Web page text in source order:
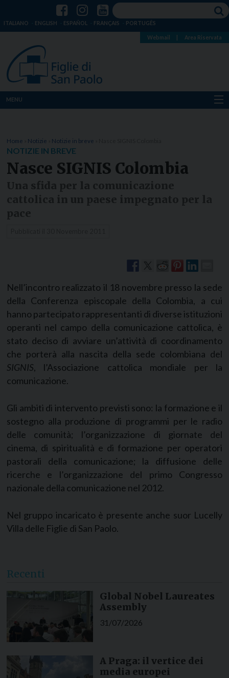
ITALIANO ENGLISH ESPAÑOL FRANÇAIS PORTUGÊS
Webmail Area Riservata
MENU
Dove siamo
Notizie
Home Notizie Notizie in breve
NOTIZIE IN BREVE
Nasce SIGNIS Colombia
Nell’incontro realizzato il 18 novembre presso la sede
della Conferenza episcopale della Colombia, a cui
hanno partecipato rappresentanti di diverse istituzioni
operanti nel campo della comunicazione cattolica, è
stato deciso di avviare un’attività di coordinamento
che porterà alla nascita della sede colombiana del
SIGNIS, l’Associazione cattolica mondiale per la
comunicazione.
Gli ambiti di intervento previsti sono: la formazione e il
sostegno alla produzione di programmi per le radio
delle comunità; l’organizzazione di giornate del
cinema, di spiritualità e di formazione per operatori
pastorali della comunicazione; la diffusione delle
ricerche e l’organizzazione del primo Congresso
nazionale della comunicazione nel 2012.
Nel gruppo incaricato è presente anche suor Lucelly
Villa delle Figlie di San Paolo.
Recenti
Global Nobel Laureates
Assembly
31/07/2026
A Praga: il vertice dei
media europei